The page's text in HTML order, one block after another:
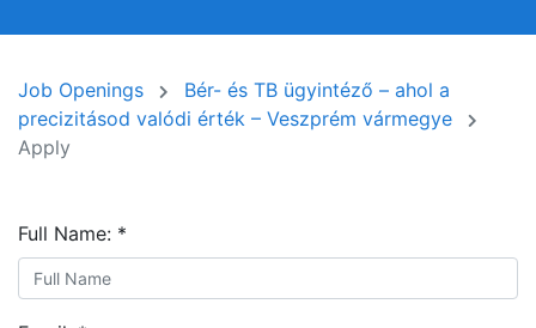
Job Openings
Bér- és TB ügyintéző – ahol a
precizitásod valódi érték – Veszprém vármegye
Apply
Full Name: *